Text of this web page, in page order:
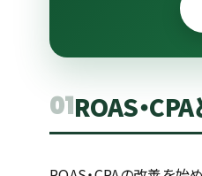
01ROAS・